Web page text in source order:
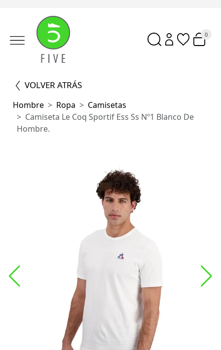
0
VOLVER ATRÁS
Hombre Ropa
Camisetas
Camiseta Le Coq Sportif Ess Ss Nº1 Blanco De
Hombre.